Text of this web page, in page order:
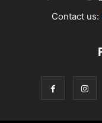
Contact us: